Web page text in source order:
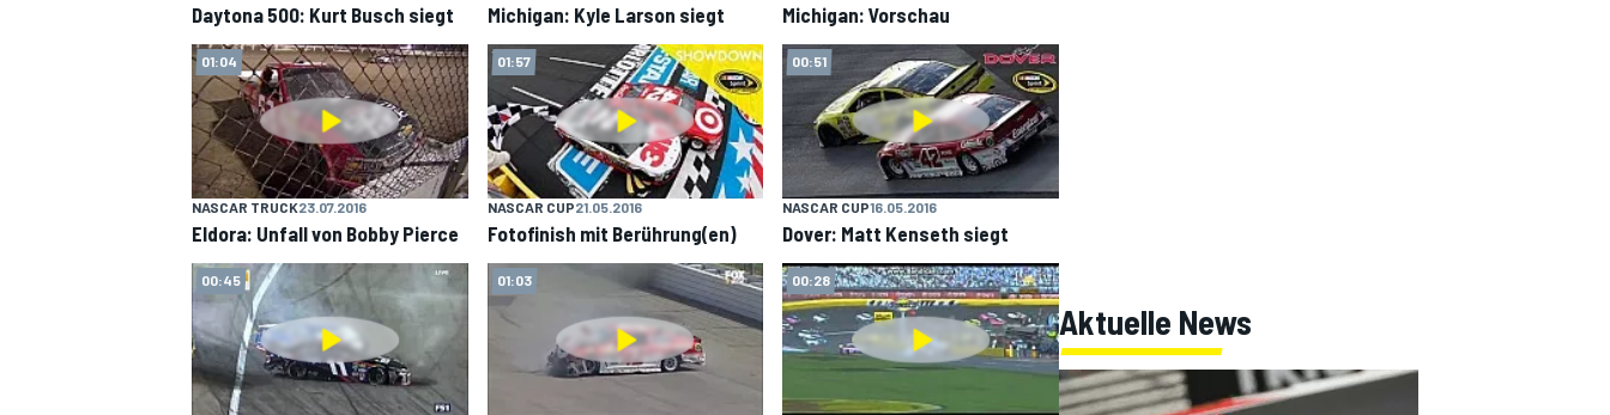
Daytona 500: Kurt Busch siegt Michigan: Kyle Larson siegt Michigan: Vorschau
01:04
NASCAR TRUCK23.07.2016
Eldora: Unfall von Bobby Pierce
01:57
NASCAR CUP21.05.2016
Fotofinish mit Berührung(en)
00:51
NASCAR CUP16.05.2016
Dover: Matt Kenseth siegt
00:45 01:03 00:28
Aktuelle News